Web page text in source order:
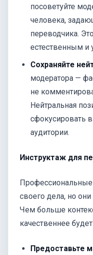
посоветуйте
человека,
переводчика.
естественным и
Сохраняйте
модератора —
не
Нейтральная
сфокусировать
аудитории.
Инструктаж для
своего дела, но
Чем больше
качественнее будет
Предоставьте